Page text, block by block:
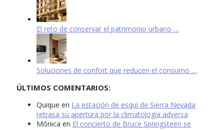
El reto de conservar el patrimonio urbano …
Soluciones de confort que reducen el consumo …
ÚLTIMOS COMENTARIOS:
Quique en La estación de esquí de Sierra Nevada
retrasa su apertura por la climatología adversa
Mónica en El concierto de Bruce Springsteen se